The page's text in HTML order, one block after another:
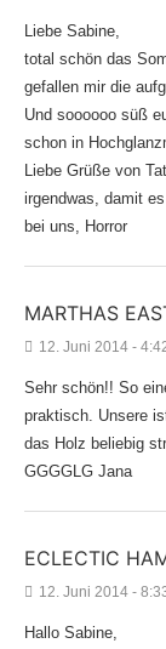
Liebe Sabine,
total schön das
gefallen mir die
Und soooooo süß
schon in
Liebe Grüße von
irgendwas, damit
bei uns, Horror
MARTHAS
12. Juni 2014 -
Sehr schön!! So
praktisch. Unsere
das Holz beliebig
GGGGLG Jana
ECLECTIC
12. Juni 2014 -
Hallo Sabine,